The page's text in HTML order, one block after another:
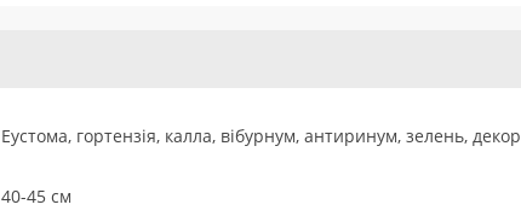
Еустома, гортензія, калла, вібурнум, антиринум, зелень, декор
40-45 см